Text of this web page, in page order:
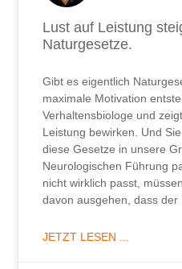
Lust auf Leistung
Naturgesetze.
Gibt es eigentlich
maximale Motivation
Verhaltensbiologe und
Leistung bewirken. Und
diese Gesetze in unsere
Neurologischen Führung
nicht wirklich passt,
davon ausgehen, dass der
JETZT LESEN ...